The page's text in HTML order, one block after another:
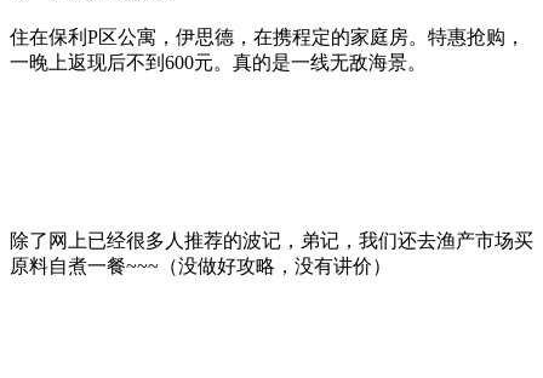
住在保利P区公寓，伊思德，在携程定的家庭房。特惠抢购，
一晚上返现后不到600元。真的是一线无敌海景。
除了网上已经很多人推荐的波记，弟记，我们还去渔产市场买
原料自煮一餐~~~（没做好攻略，没有讲价）